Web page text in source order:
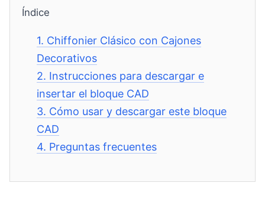
Índice
1. Chiffonier Clásico con Cajones
Decorativos
2. Instrucciones para descargar e
insertar el bloque CAD
3. Cómo usar y descargar este bloque
CAD
4. Preguntas frecuentes